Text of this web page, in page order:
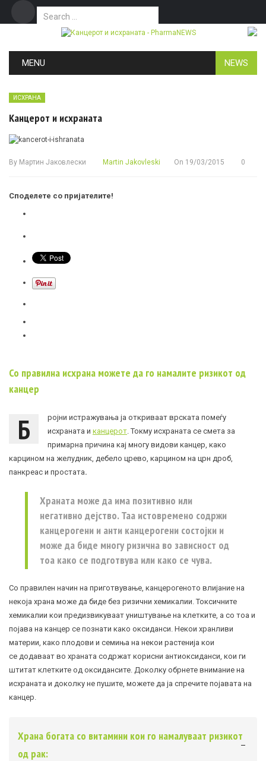
Search for:
MENU NEWS
ИСХРАНА
Канцерот и исхраната
By Мартин Јаковлески Martin Jakovleski On 19/03/2015 0
Споделете со пријателите!
Со правилна исхрана можете да го намалите ризикот од
канцер
Б
ројни истражувања ја откриваат врската помеѓу
исхраната и канцерот . Токму исхраната се смета за
примарна причина кај многу видови канцер, како
карцином на желудник, дебело црево, карцином на црн дроб,
панкреас и простата.
Храната може да има позитивно или
негативно дејство. Таа истовремено содржи
канцерогени и анти канцерогени состојки и
може да биде многу ризична во зависност од
тоа како се подготвува или како се чува.
Со правилен начин на приготвување, канцерогеното влијание на
некоја храна може да биде без ризични хемикалии. Токсичните
хемикалии кои предизвикуваат уништување на клетките, а со тоа и
појава на канцер се познати како оксиданси. Некои хранливи
материи, како плодови и семиња на некои растенија кои
се додаваат во храната содржат корисни антиоксиданси, кои ги
штитат клетките од оксидансите. Доколку обрнете внимание на
исхраната и доколку не пушите, можете да ја спречите појавата на
канцер.
Храна богата со витамини кои го намалуваат ризикот
од рак: